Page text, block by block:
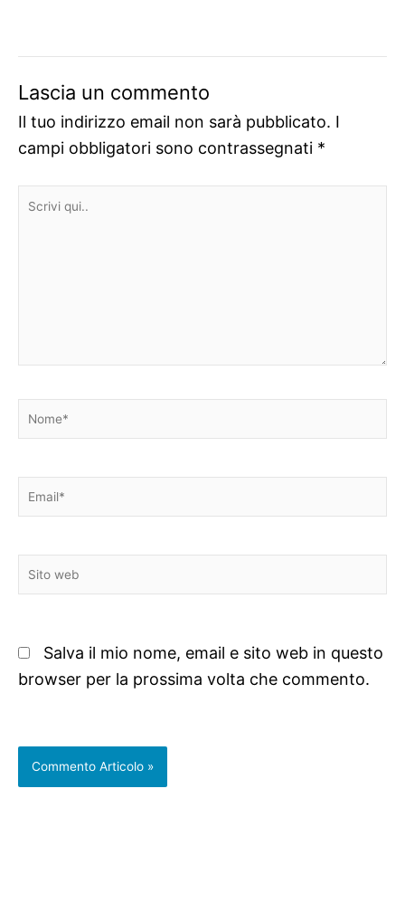
Lascia un commento
Il tuo indirizzo email non sarà pubblicato. I
campi obbligatori sono contrassegnati *
Scrivi
Nome*
Email*
Sito
web
Salva il mio nome, email e sito web in questo
browser per la prossima volta che commento.